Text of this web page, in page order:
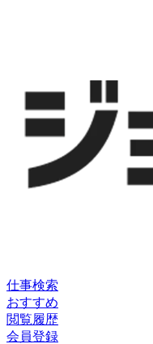
仕事検索
おすすめ
閲覧履歴
会員登録